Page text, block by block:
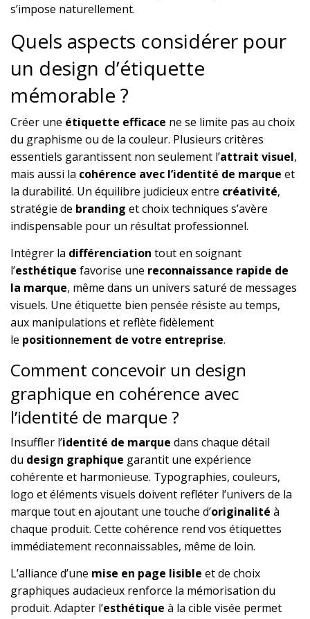
s’impose naturellement.
Quels aspects considérer pour
un design d’étiquette
mémorable ?
Créer une étiquette efficace ne se limite pas au choix
du graphisme ou de la couleur. Plusieurs critères
essentiels garantissent non seulement l’attrait visuel,
mais aussi la cohérence avec l’identité de marque et
la durabilité. Un équilibre judicieux entre créativité,
stratégie de branding et choix techniques s’avère
indispensable pour un résultat professionnel.
Intégrer la différenciation tout en soignant
l’esthétique favorise une reconnaissance rapide de
la marque, même dans un univers saturé de messages
visuels. Une étiquette bien pensée résiste au temps,
aux manipulations et reflète fidèlement
le positionnement de votre entreprise.
Comment concevoir un design
graphique en cohérence avec
l’identité de marque ?
Insuffler l’identité de marque dans chaque détail
du design graphique garantit une expérience
cohérente et harmonieuse. Typographies, couleurs,
logo et éléments visuels doivent refléter l’univers de la
marque tout en ajoutant une touche d’originalité à
chaque produit. Cette cohérence rend vos étiquettes
immédiatement reconnaissables, même de loin.
L’alliance d’une mise en page lisible et de choix
graphiques audacieux renforce la mémorisation du
produit. Adapter l’esthétique à la cible visée permet